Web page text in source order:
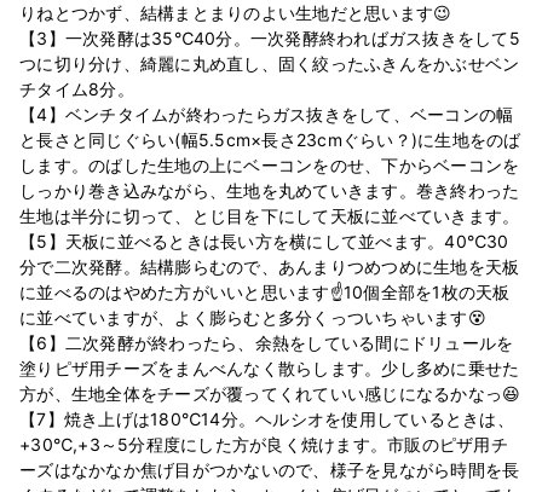
りねとつかず、結構まとまりのよい生地だと思います😉
【3】一次発酵は35℃40分。一次発酵終わればガス抜きをして5
つに切り分け、綺麗に丸め直し、固く絞ったふきんをかぶせベン
チタイム8分。
【4】ベンチタイムが終わったらガス抜きをして、ベーコンの幅
と長さと同じぐらい(幅5.5cm×長さ23cmぐらい？)に生地をのば
します。のばした生地の上にベーコンをのせ、下からベーコンを
しっかり巻き込みながら、生地を丸めていきます。巻き終わった
生地は半分に切って、とじ目を下にして天板に並べていきます。
【5】天板に並べるときは長い方を横にして並べます。40℃30
分で二次発酵。結構膨らむので、あんまりつめつめに生地を天板
に並べるのはやめた方がいいと思います☝10個全部を1枚の天板
に並べていますが、よく膨らむと多分くっついちゃいます😵
【6】二次発酵が終わったら、余熱をしている間にドリュールを
塗りピザ用チーズをまんべんなく散らします。少し多めに乗せた
方が、生地全体をチーズが覆ってくれていい感じになるかなっ😆
【7】焼き上げは180℃14分。ヘルシオを使用しているときは、
+30℃,+3～5分程度にした方が良く焼けます。市販のピザ用チ
ーズはなかなか焦げ目がつかないので、様子を見ながら時間を長